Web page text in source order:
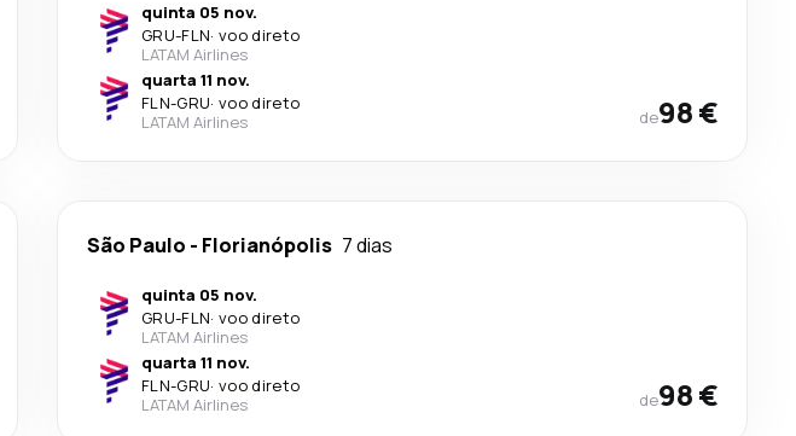
quinta 05 nov.
GRU-FLN· voo direto
LATAM Airlines
quarta 11 nov.
FLN-GRU· voo direto
LATAM Airlines
de98 €
São Paulo - Florianópolis 7 dias
quinta 05 nov.
GRU-FLN· voo direto
LATAM Airlines
quarta 11 nov.
FLN-GRU· voo direto
LATAM Airlines
de98 €